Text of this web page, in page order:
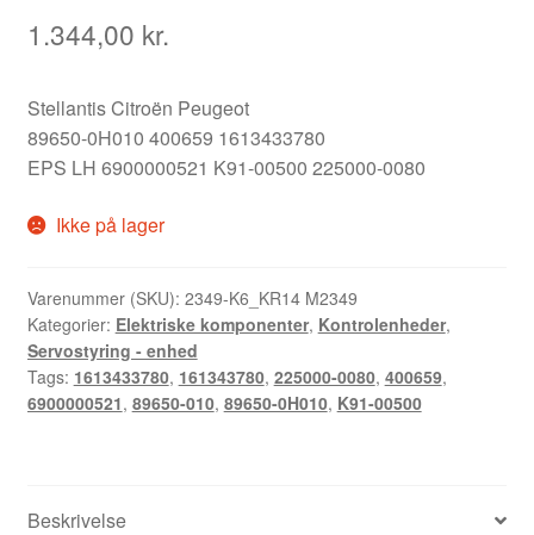
1.344,00 kr.
Stellantis Citroën Peugeot
89650-0H010 400659 1613433780
EPS LH 6900000521 K91-00500 225000-0080
Ikke på lager
Varenummer (SKU): 2349-K6_KR14 M2349
Kategorier: Elektriske komponenter, Kontrolenheder,
Servostyring - enhed
Tags: 1613433780, 161343780, 225000-0080, 400659,
6900000521, 89650-010, 89650-0H010, K91-00500
Beskrivelse